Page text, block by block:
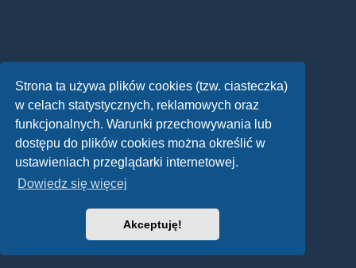
Strona ta używa plików cookies (tzw. ciasteczka)
w celach statystycznych, reklamowych oraz
funkcjonalnych. Warunki przechowywania lub
dostępu do plików cookies można określić w
ustawieniach przeglądarki internetowej.
Dowiedz się więcej
Akceptuję!